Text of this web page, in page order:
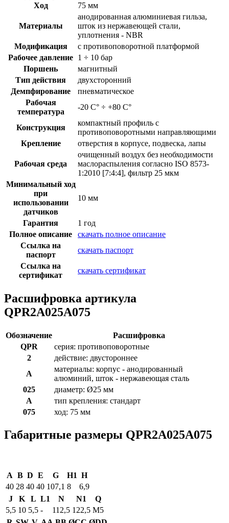
Ход
75 мм
Материалы
анодированная алюминиевая гильза,
шток из нержавеющей стали,
уплотнения - NBR
Модификация
с противоповоротной платформой
Рабочее давление 1 ÷ 10 бар
Поршень
магнитный
Тип действия
двухсторонний
Демпфирование
пневматическое
Рабочая
температура
-20 С° ÷ +80 С°
Конструкция
компактный профиль с
противоповоротными направляющими
Крепление
отверстия в корпусе, подвеска, лапы
Рабочая среда
очищенный воздух без необходимости
маслораспыления согласно ISO 8573-
1:2010 [7:4:4], фильтр 25 мкм
Минимальный ход
при
использовании
датчиков
10 мм
Гарантия
1 год
Полное описание
скачать полное описание
Ссылка на
паспорт
скачать паспорт
Ссылка на
сертификат
скачать сертификат
Расшифровка артикула
QPR2A025A075
Обозначение
Расшифровка
QPR
серия: противоповоротные
2
действие: двустороннее
A
материалы: корпус - анодированный
алюминий, шток - нержавеющая сталь
025
диаметр: Ø25 мм
A
тип крепления: стандарт
075
ход: 75 мм
Габаритные размеры QPR2A025A075
A B D E G H1 H
40 28 40 40 107,1 8
6,9
J
K L L1 N N1
Q
5,5 10 5,5 - 112,5 122,5 M5